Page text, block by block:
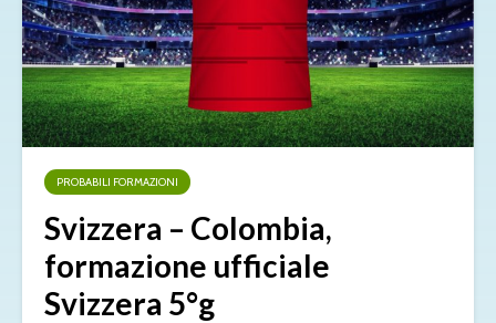
PROBABILI FORMAZIONI
Svizzera – Colombia,
formazione ufficiale
Svizzera 5°g